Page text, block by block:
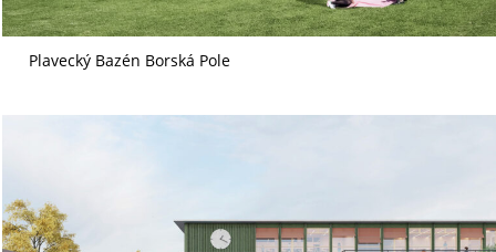
Plavecký Bazén Borská Pole